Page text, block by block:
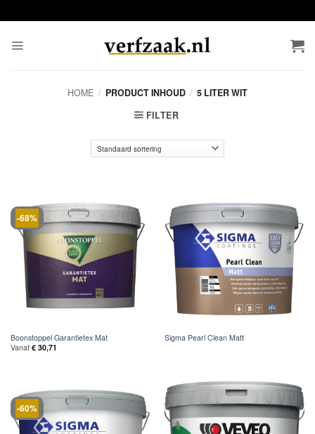
naar
HOME / PRODUCT INHOUD / 5 LITER WIT
FILTER
-68%
Boonstoppel Garantietex Mat
Vanaf €30,71
Sigma Pearl Clean Matt
-60%